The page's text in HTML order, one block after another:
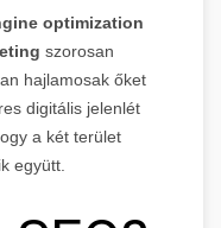
optimization
szorosan
hajlamosak őket
digitális jelenlét
a két terület
együtt.